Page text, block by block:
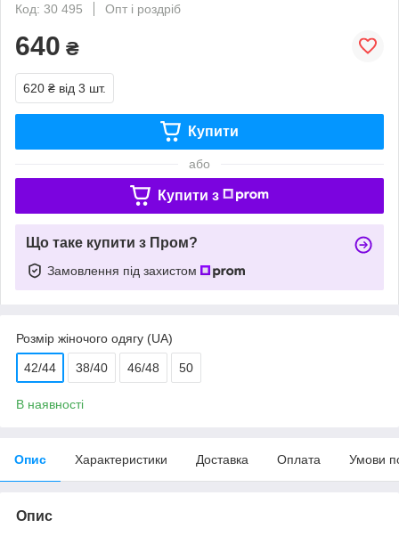
Код: 30 495
Опт і роздріб
640 ₴
620 ₴ від 3 шт.
Купити
або
Купити з
Що таке купити з Пром?
Замовлення під захистом
Розмір жіночого одягу (UA)
42/44 38/40 46/48 50
В наявності
Опис Характеристики Доставка Оплата Умови
Опис